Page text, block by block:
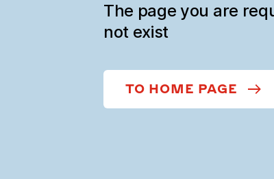
The page you are
not exist
TO HOME PAGE